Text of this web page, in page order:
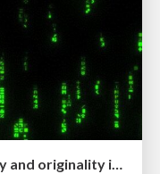
Game over? The fight for quality and originality in the time of robots